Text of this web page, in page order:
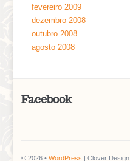
fevereiro 2009
dezembro 2008
outubro 2008
agosto 2008
Facebook
© 2026 • WordPress | Clover Design